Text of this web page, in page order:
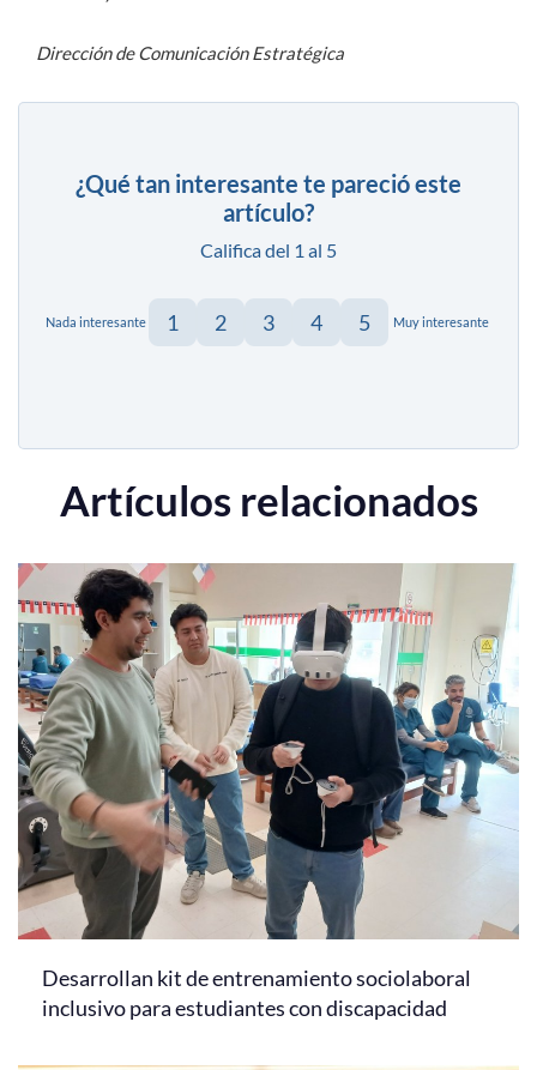
Dirección de Comunicación Estratégica
¿Qué tan interesante te pareció este
artículo?
Califica del 1 al 5
Nada interesante 1 2 3 4 5 Muy interesante
Artículos relacionados
Desarrollan kit de entrenamiento sociolaboral
inclusivo para estudiantes con discapacidad